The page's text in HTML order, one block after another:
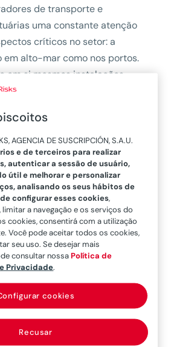
de transporte e
uma constante atenção
críticos no setor: a
em alto-mar como nos portos.
em si mesmos instalações
uma vez que
industrial e logístico, com
operacionais, de
e que
os tipos de mercadoria,
perigoso. Contam além
do impacto de
em seu funcionamento, o
todos os
bem como a
se de tráfegos ilícitos
de pessoas pela facilidade de
o espaço marítimo.
riscos
AGENCIA DE SUSCRIPCIÓN, S.A.U.
e de terceiros para realizar
autenticar a sessão de usuário,
útil e melhorar e personalizar
analisando os seus hábitos de
configurar esses cookies,
limitar a navegação e os serviços do
cookies, consentirá com a utilização
Você pode aceitar todos os cookies,
seu uso. Se desejar mais
consultar nossaPolítica de
Privacidade.
Recusar
cookies